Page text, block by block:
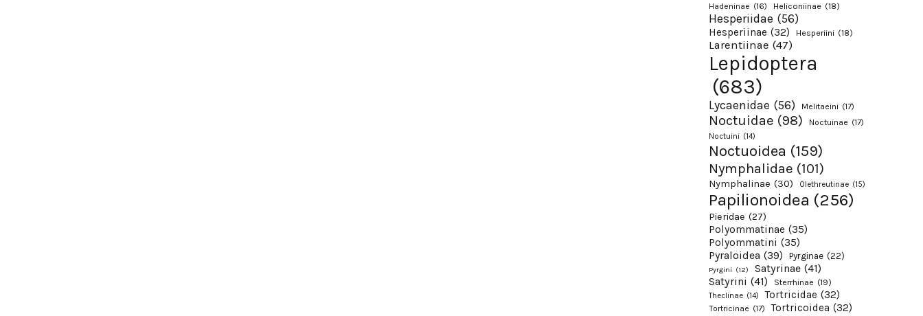
Hadeninae (16) Heliconiinae (18)
Hesperiidae (56)
Hesperiinae (32) Hesperiini (18)
Larentiinae (47)
Lepidoptera
(683)
Lycaenidae (56) Melitaeini (17)
Noctuidae (98) Noctuinae (17)
Noctuini (14)
Noctuoidea (159)
Nymphalidae (101)
Nymphalinae (30) Olethreutinae (15)
Papilionoidea (256)
Pieridae (27)
Polyommatinae (35)
Polyommatini (35)
Pyraloidea (39) Pyrginae (22)
Pyrgini (12) Satyrinae (41)
Satyrini (41) Sterrhinae (19)
Theclinae (14) Tortricidae (32)
Tortricinae (17) Tortricoidea (32)